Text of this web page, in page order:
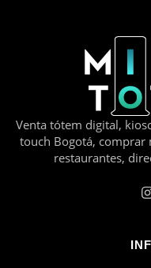
Venta tótem digital,
touch Bogotá,
restaurantes,